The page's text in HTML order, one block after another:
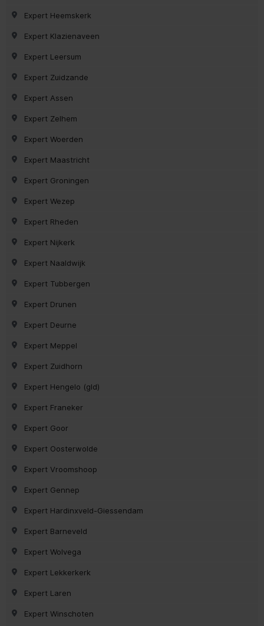
Expert Heemskerk
Expert Klazienaveen
Expert Leersum
Expert Zuidzande
Expert Assen
Expert Zelhem
Expert Woerden
Expert Maastricht
Expert Groningen
Expert Wezep
Expert Rheden
Expert Nijkerk
Expert Naaldwijk
Expert Tubbergen
Expert Drunen
Expert Deurne
Expert Meppel
Expert Zuidhorn
Expert Hengelo (gld)
Expert Franeker
Expert Goor
Expert Oosterwolde
Expert Vroomshoop
Expert Gennep
Expert Hardinxveld-Giessendam
Expert Barneveld
Expert Wolvega
Expert Lekkerkerk
Expert Laren
Expert Winschoten